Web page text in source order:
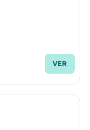
VER